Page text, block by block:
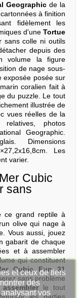
Geographic de la
à finition
fidèlement les
d'une Tortue
sans colle ni outils
depuis des
volume la figure
de nage sous-
exposée posée sur
coralien fait à
du puzzle. Le tout
illustrée de
vues réelles de la
relatives, photos
Geographic.
Dimensions
Les
varier.
Cubic
sans
ce grand reptile à
olive qui nage à
Vous aussi, jouez
gabarit de chaque
et à assembler
qui constituent
Cubic Fun 31
sans problème
le tout
et ceux de tiers
des
vos